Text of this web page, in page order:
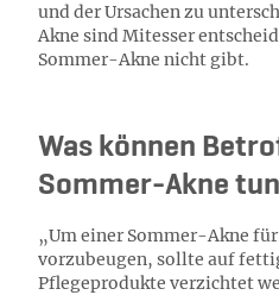
und der Ursachen zu
Akne sind Mitesser
Sommer-Akne nicht gibt.
Was können
Sommer-Akne
„Um einer Sommer-Akne
vorzubeugen, sollte auf
Pflegeprodukte verzichtet